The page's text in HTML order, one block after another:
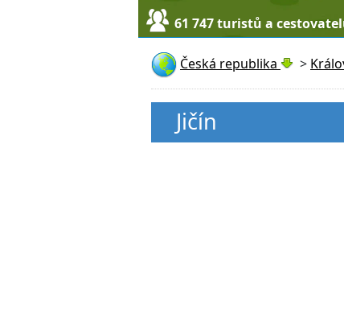
61 747 turistů a
Česká republika >
Jičín